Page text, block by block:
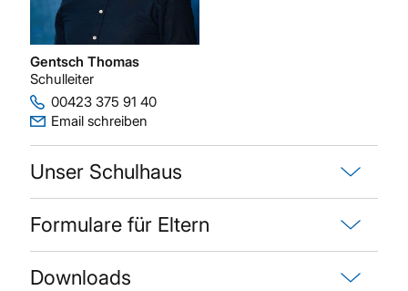
Gentsch Thomas
Schulleiter
00423 375 91 40
Email schreiben
Unser Schulhaus
Formulare für Eltern
Downloads